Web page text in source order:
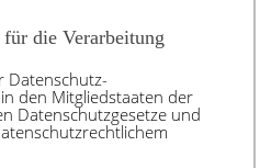
die Verarbeitung
Datenschutz-
den Mitgliedstaaten der
Datenschutzgesetze und